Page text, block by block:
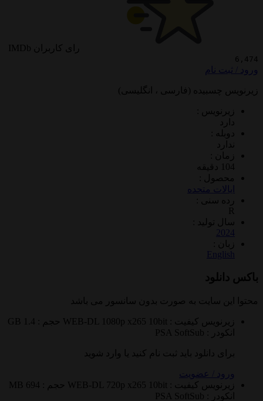
نام
(فارسی ، انگلیسی)
:
:
متحده
سنی :
:
سایت به صورت بدون سانسور می باشد
کیفیت : WEB-DL 1080p x265 10bit
حجم : 1.4 GB
SoftSub
دانلود باید ثبت نام کنید یا وارد شوید
/ عضویت
کیفیت : WEB-DL 720p x265 10bit
حجم : 694 MB
SoftSub